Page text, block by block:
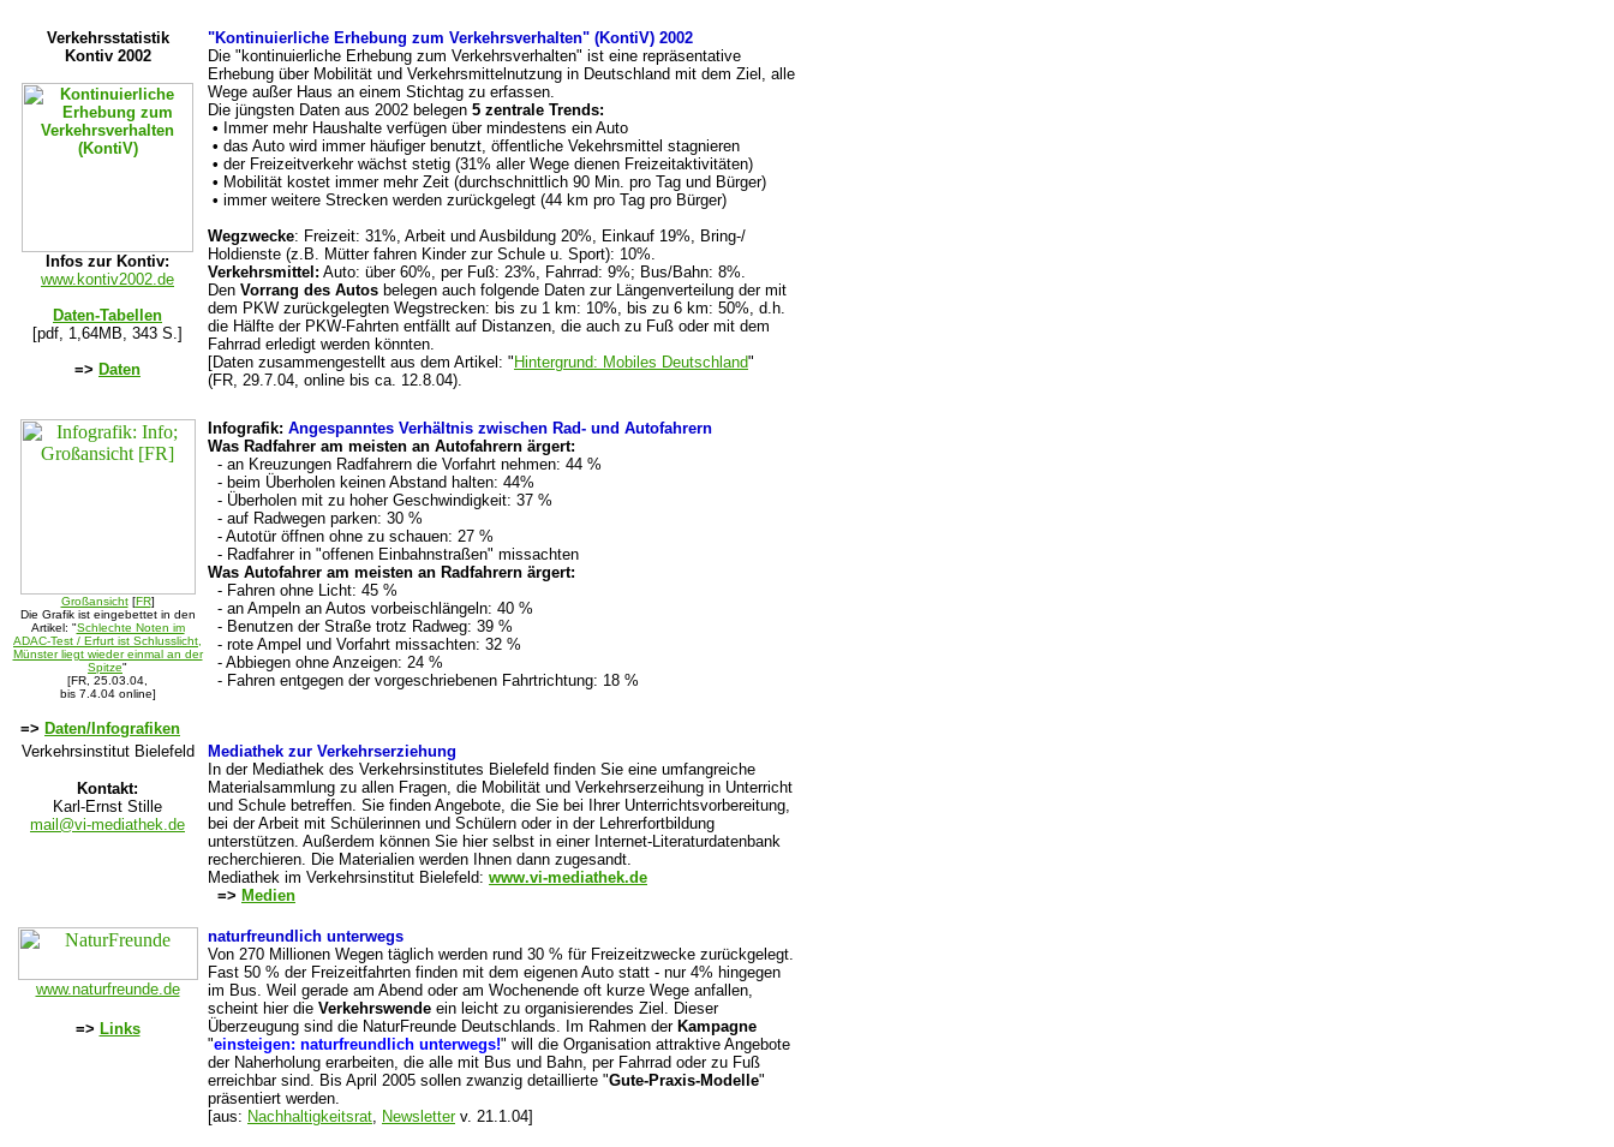
Verkehrsstatistik
Kontiv 2002
Infos zur Kontiv:
www.kontiv2002.de
Daten-Tabellen
[pdf, 1,64MB, 343 S.]
=> Daten
"Kontinuierliche Erhebung zum Verkehrsverhalten" (KontiV) 2002
Die "kontinuierliche Erhebung zum Verkehrsverhalten" ist eine repräsentative
Erhebung über Mobilität und Verkehrsmittelnutzung in Deutschland mit dem Ziel, alle
Wege außer Haus an einem Stichtag zu erfassen.
Die jüngsten Daten aus 2002 belegen 5 zentrale Trends:
• Immer mehr Haushalte verfügen über mindestens ein Auto
• das Auto wird immer häufiger benutzt, öffentliche Vekehrsmittel stagnieren
• der Freizeitverkehr wächst stetig (31% aller Wege dienen Freizeitaktivitäten)
• Mobilität kostet immer mehr Zeit (durchschnittlich 90 Min. pro Tag und Bürger)
• immer weitere Strecken werden zurückgelegt (44 km pro Tag pro Bürger)
Wegzwecke: Freizeit: 31%, Arbeit und Ausbildung 20%, Einkauf 19%, Bring-/
Holdienste (z.B. Mütter fahren Kinder zur Schule u. Sport): 10%.
Verkehrsmittel: Auto: über 60%, per Fuß: 23%, Fahrrad: 9%; Bus/Bahn: 8%.
Den Vorrang des Autos belegen auch folgende Daten zur Längenverteilung der mit
dem PKW zurückgelegten Wegstrecken: bis zu 1 km: 10%, bis zu 6 km: 50%, d.h.
die Hälfte der PKW-Fahrten entfällt auf Distanzen, die auch zu Fuß oder mit dem
Fahrrad erledigt werden könnten.
[Daten zusammengestellt aus dem Artikel: " Hintergrund: Mobiles Deutschland"
(FR, 29.7.04, online bis ca. 12.8.04).
Großansicht[FR]
Die Grafik ist eingebettet in den
Artikel: "Schlechte Noten im
ADAC-Test / Erfurt ist Schlusslicht,
Münster liegt wieder einmal an der
Spitze"
[FR, 25.03.04,
bis 7.4.04 online]
=> Daten/Infografiken
Infografik: Angespanntes Verhältnis zwischen Rad- und Autofahrern
Was Radfahrer am meisten an Autofahrern ärgert:
- an Kreuzungen Radfahrern die Vorfahrt nehmen: 44 %
- beim Überholen keinen Abstand halten: 44%
- Überholen mit zu hoher Geschwindigkeit: 37 %
- auf Radwegen parken: 30 %
- Autotür öffnen ohne zu schauen: 27 %
- Radfahrer in "offenen Einbahnstraßen" missachten
Was Autofahrer am meisten an Radfahrern ärgert:
- Fahren ohne Licht: 45 %
- an Ampeln an Autos vorbeischlängeln: 40 %
- Benutzen der Straße trotz Radweg: 39 %
- rote Ampel und Vorfahrt missachten: 32 %
- Abbiegen ohne Anzeigen: 24 %
- Fahren entgegen der vorgeschriebenen Fahrtrichtung: 18 %
Verkehrsinstitut Bielefeld
Kontakt:
Karl-Ernst Stille
mail@vi-mediathek.de
Mediathek zur Verkehrserziehung
In der Mediathek des Verkehrsinstitutes Bielefeld finden Sie eine umfangreiche
Materialsammlung zu allen Fragen, die Mobilität und Verkehrserzeihung in Unterricht
und Schule betreffen. Sie finden Angebote, die Sie bei Ihrer Unterrichtsvorbereitung,
bei der Arbeit mit Schülerinnen und Schülern oder in der Lehrerfortbildung
unterstützen. Außerdem können Sie hier selbst in einer Internet-Literaturdatenbank
recherchieren. Die Materialien werden Ihnen dann zugesandt.
Mediathek im Verkehrsinstitut Bielefeld: www.vi-mediathek.de
=> Medien
www.naturfreunde.de
=> Links
naturfreundlich unterwegs
Von 270 Millionen Wegen täglich werden rund 30 % für Freizeitzwecke zurückgelegt.
Fast 50 % der Freizeitfahrten finden mit dem eigenen Auto statt - nur 4% hingegen
im Bus. Weil gerade am Abend oder am Wochenende oft kurze Wege anfallen,
scheint hier die Verkehrswende ein leicht zu organisierendes Ziel. Dieser
Überzeugung sind die NaturFreunde Deutschlands. Im Rahmen der Kampagne
"einsteigen: naturfreundlich unterwegs!" will die Organisation attraktive Angebote
der Naherholung erarbeiten, die alle mit Bus und Bahn, per Fahrrad oder zu Fuß
erreichbar sind. Bis April 2005 sollen zwanzig detaillierte "Gute-Praxis-Modelle"
präsentiert werden.
[aus: Nachhaltigkeitsrat, Newsletterv. 21.1.04]